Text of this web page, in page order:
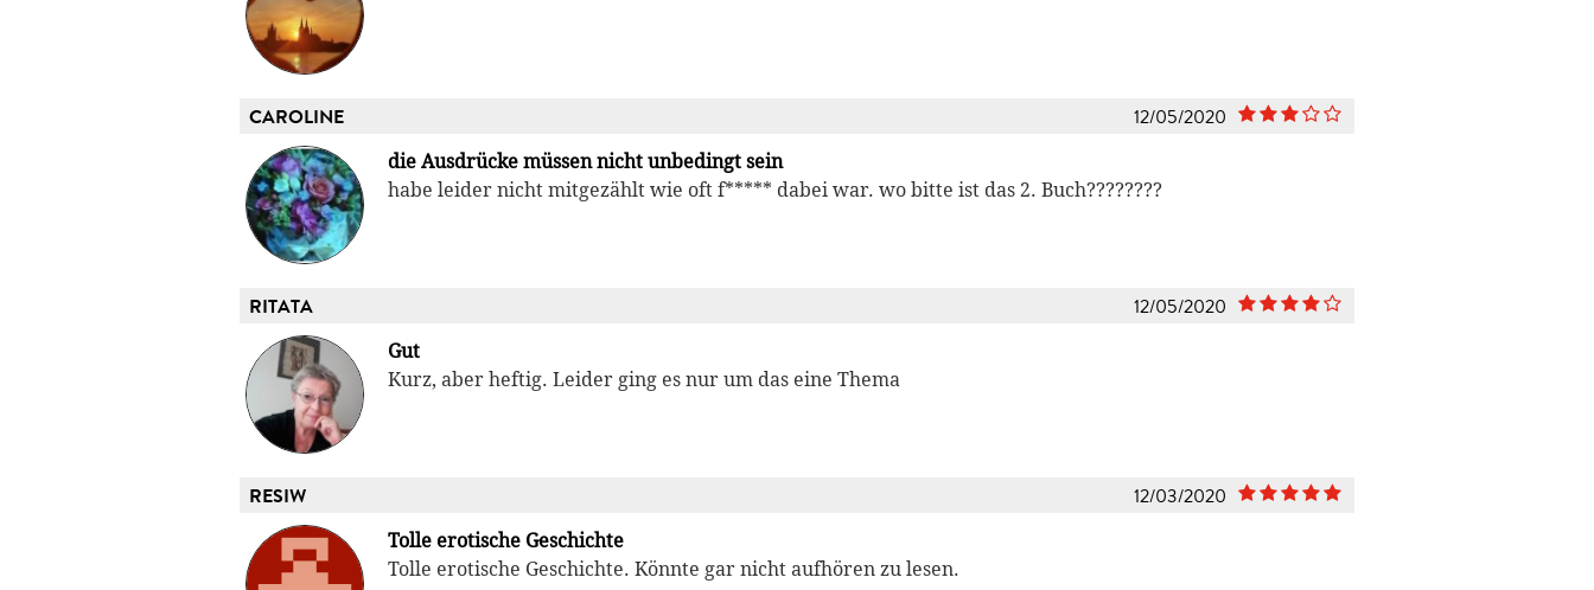
CAROLINE 12/05/2020
die Ausdrücke müssen nicht unbedingt sein
habe leider nicht mitgezählt wie oft f***** dabei war. wo bitte ist das 2. Buch????????
RITATA 12/05/2020
Gut
Kurz, aber heftig. Leider ging es nur um das eine Thema
RESIW 12/03/2020
Tolle erotische Geschichte
Tolle erotische Geschichte. Könnte gar nicht aufhören zu lesen.